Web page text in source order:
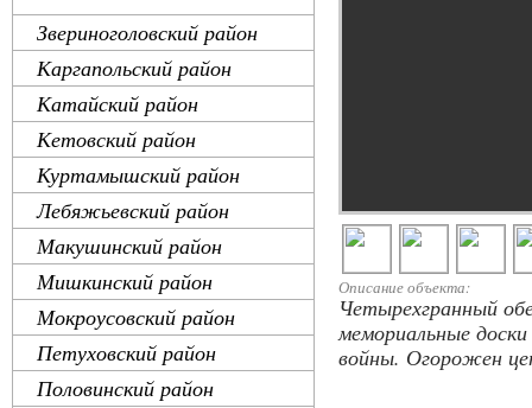
Звериноголовский район
Каргапольский район
Катайский район
Кетовский район
Куртамышский район
Лебяжьевский район
Макушинский район
Мишкинский район
Мокроусовский район
Петуховский район
Половинский район
Описание объекта:
Четырехгранный
мемориальные
войны. Огорожен